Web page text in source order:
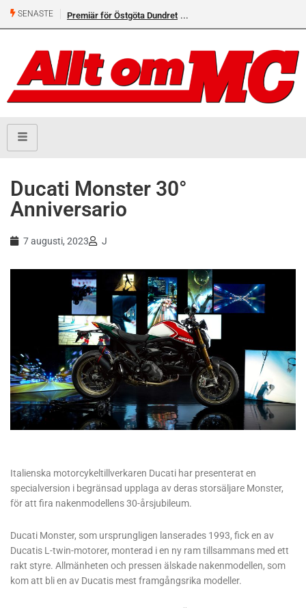
SENASTE Premiär för Östgöta Dundret
Ducati Monster 30°
Anniversario
7 augusti, 2023 J
Italienska motorcykeltillverkaren Ducati har presenterat en
specialversion i begränsad upplaga av deras storsäljare Monster,
för att fira nakenmodellens 30-årsjubileum.
Ducati Monster, som ursprungligen lanserades 1993, fick en av
Ducatis L-twin-motorer, monterad i en ny ram tillsammans med ett
rakt styre. Allmänheten och pressen älskade nakenmodellen, som
kom att bli en av Ducatis mest framgångsrika modeller.